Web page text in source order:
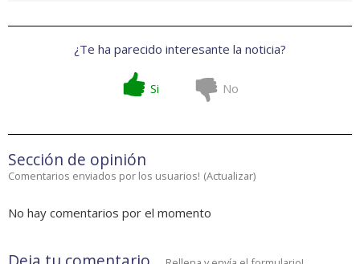
¿Te ha parecido interesante la noticia?
Si No
Sección de opinión
Comentarios enviados por los usuarios! (Actualizar)
No hay comentarios por el momento